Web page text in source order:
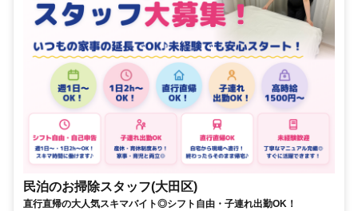
民泊のお掃除スタッフ(大田区)
直行直帰の大人気スキマバイト◎シフト自由・子連れ出勤OK！